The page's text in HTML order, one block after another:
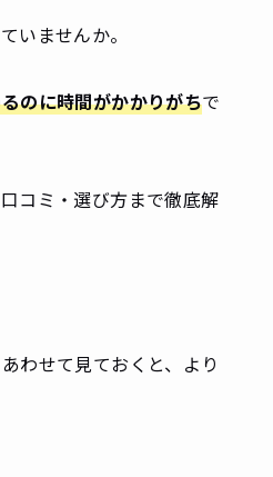
いませんか。
のに時間がかかりがちで
コミ・選び方まで徹底解
わせて見ておくと、より